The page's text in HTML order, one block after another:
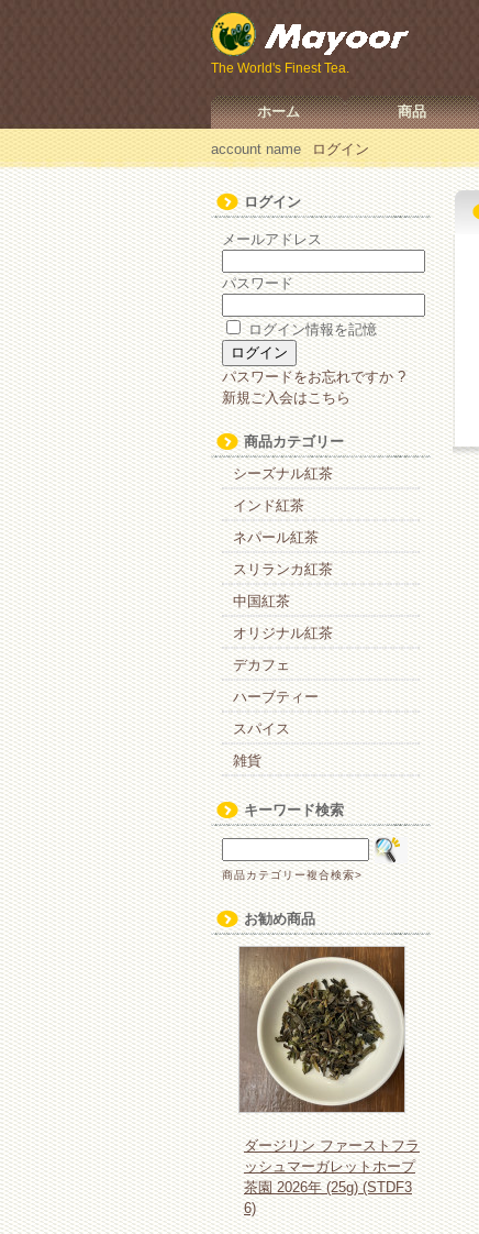
The World's Finest Tea.
ホーム 商品
account name ログイン
ログイン
メールアドレス
パスワード
ログイン情報を記憶
パスワードをお忘れですか ?
新規ご入会はこちら
商品カテゴリー
シーズナル紅茶
インド紅茶
ネパール紅茶
スリランカ紅茶
中国紅茶
オリジナル紅茶
デカフェ
ハーブティー
スパイス
雑貨
キーワード検索
商品カテゴリー複合検索>
お勧め商品
ダージリン ファーストフラ
ッシュマーガレットホープ
茶園 2026年 (25g) (STDF3
6)